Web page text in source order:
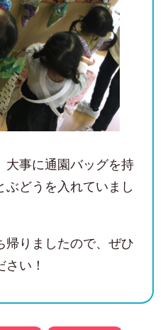
大事に通園バッグを持
ぶどうを入れていまし
帰りましたので、ぜひ
い！